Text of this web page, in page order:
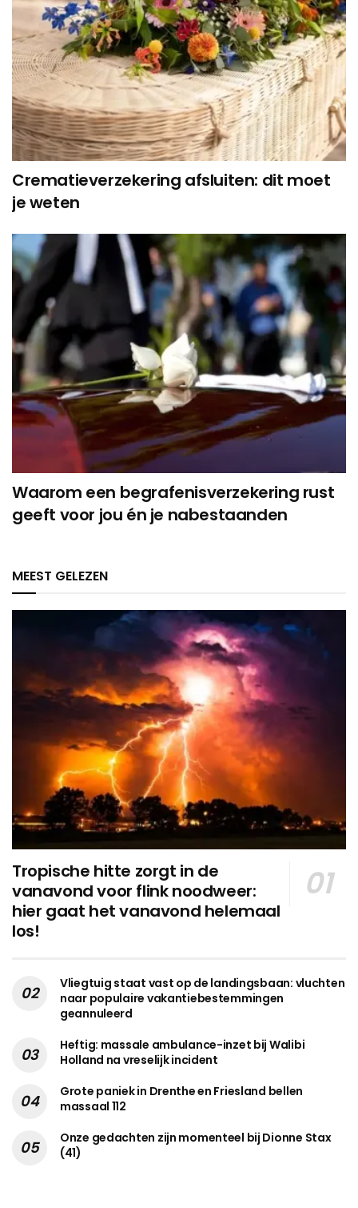
Crematieverzekering afsluiten: dit moet
je weten
Waarom een begrafenisverzekering rust
geeft voor jou én je nabestaanden
MEEST GELEZEN
Tropische hitte zorgt in de
vanavond voor flink noodweer:
hier gaat het vanavond helemaal
los!
Vliegtuig staat vast op de landingsbaan: vluchten
naar populaire vakantiebestemmingen
geannuleerd
Heftig: massale ambulance-inzet bij Walibi
Holland na vreselijk incident
Grote paniek in Drenthe en Friesland bellen
massaal 112
Onze gedachten zijn momenteel bij Dionne Stax
(41)